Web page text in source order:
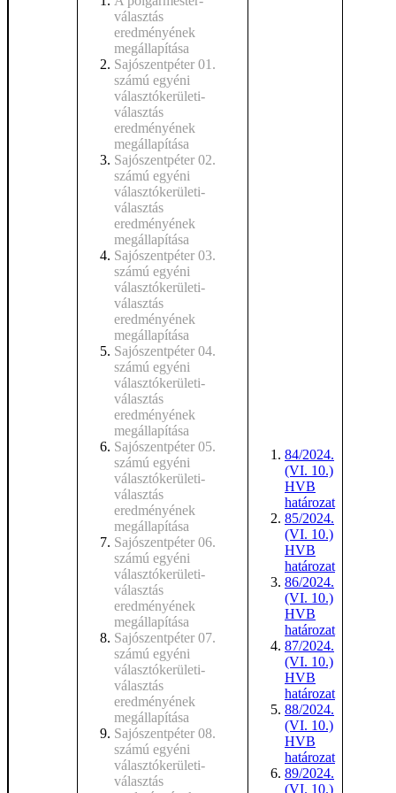
választás
eredményének
megállapítása
Sajószentpéter 01.
számú egyéni
választókerületi-
választás
eredményének
megállapítása
Sajószentpéter 02.
számú egyéni
választókerületi-
választás
eredményének
megállapítása
Sajószentpéter 03.
számú egyéni
választókerületi-
választás
eredményének
megállapítása
Sajószentpéter 04.
számú egyéni
választókerületi-
választás
eredményének
megállapítása
Sajószentpéter 05.
számú egyéni
választókerületi-
választás
eredményének
megállapítása
Sajószentpéter 06.
számú egyéni
választókerületi-
választás
eredményének
megállapítása
Sajószentpéter 07.
számú egyéni
választókerületi-
választás
eredményének
megállapítása
Sajószentpéter 08.
számú egyéni
választókerületi-
választás
84/2024.
(VI. 10.)
HVB
határozat
85/2024.
(VI. 10.)
HVB
határozat
86/2024.
(VI. 10.)
HVB
határozat
87/2024.
(VI. 10.)
HVB
határozat
88/2024.
(VI. 10.)
HVB
határozat
89/2024.
(VI. 10.)